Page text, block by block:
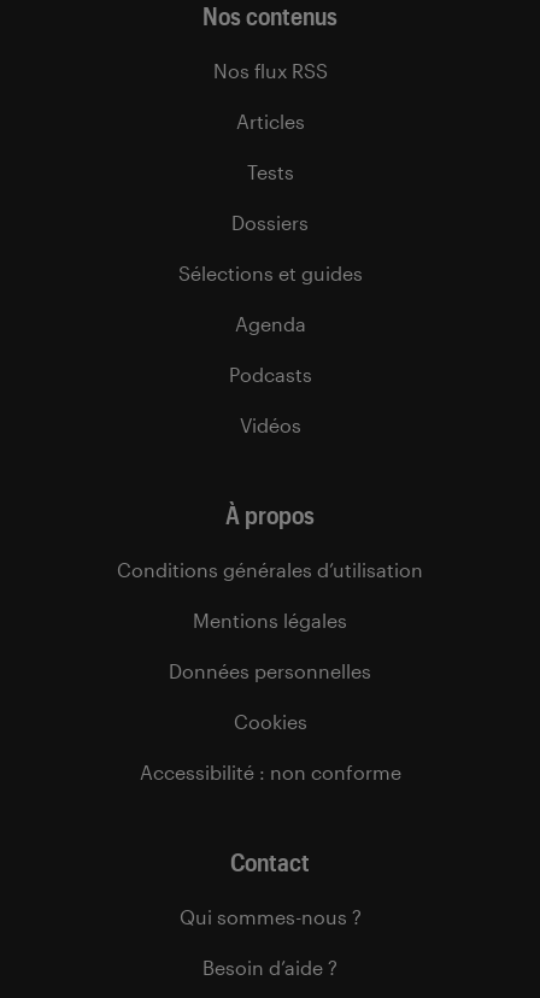
Nos contenus
Nos flux RSS
Articles
Tests
Dossiers
Sélections et guides
Agenda
Podcasts
Vidéos
À propos
Conditions générales d’utilisation
Mentions légales
Données personnelles
Cookies
Accessibilité : non conforme
Contact
Qui sommes-nous ?
Besoin d’aide ?